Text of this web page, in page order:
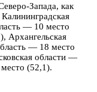
Запада, как
— 10 место
Архангельская
— 18 место
области —
(52,1).